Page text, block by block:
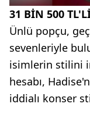
31 BİN 500
Ünlü popçu,
sevenleriyle
isimlerin stilini
hesabı,
iddialı konser